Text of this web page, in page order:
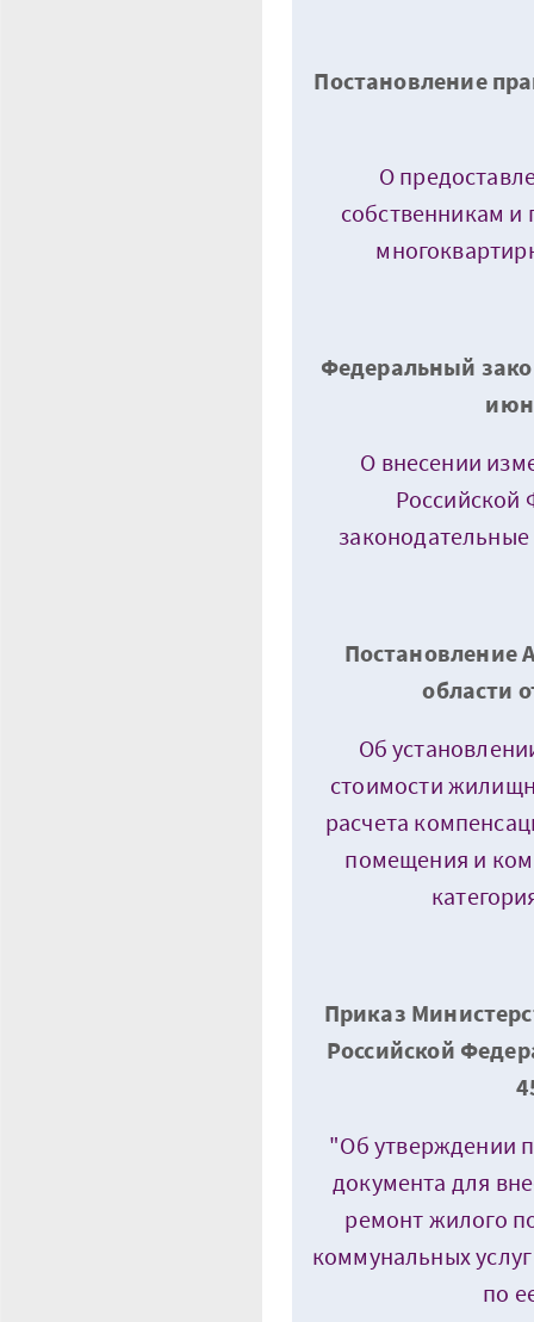
Постановление
О
собственникам
Федеральный
О внесении
Российской
Постановление
области
Об
стоимости
расчета
помещения и
Приказ
Российской
"Об утверждении
документа для
ремонт жилого
коммунальных
по